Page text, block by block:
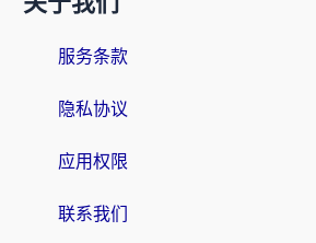
服务条款
隐私协议
应用权限
联系我们